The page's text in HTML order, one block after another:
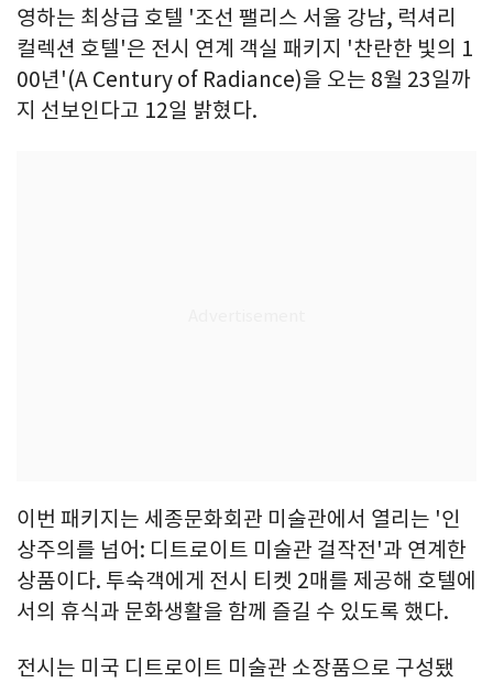
영하는 최상급 호텔 '조선 팰리스 서울 강남, 럭셔리
컬렉션 호텔'은 전시 연계 객실 패키지 '찬란한 빛의 1
00년'(A Century of Radiance)을 오는 8월 23일까
지 선보인다고 12일 밝혔다.
이번 패키지는 세종문화회관 미술관에서 열리는 '인
상주의를 넘어: 디트로이트 미술관 걸작전'과 연계한
상품이다. 투숙객에게 전시 티켓 2매를 제공해 호텔에
서의 휴식과 문화생활을 함께 즐길 수 있도록 했다.
전시는 미국 디트로이트 미술관 소장품으로 구성됐